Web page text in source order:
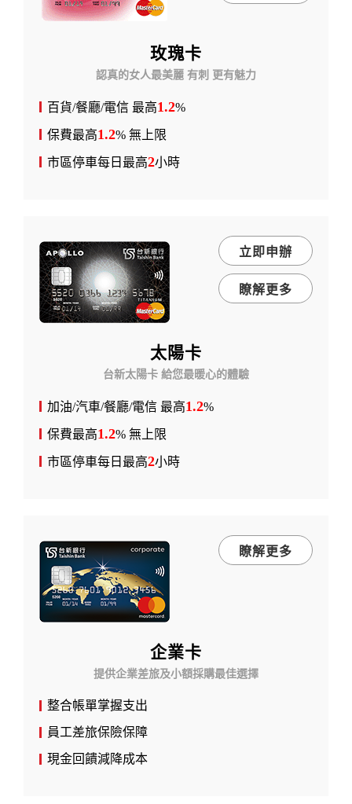
玫瑰卡
認真的女人最美麗 有刺 更有魅力
百貨/餐廳/電信 最高1.2%
保費最高1.2% 無上限
市區停車每日最高2小時
立即申辦
瞭解更多
太陽卡
台新太陽卡 給您最暖心的體驗
加油/汽車/餐廳/電信 最高1.2%
保費最高1.2% 無上限
市區停車每日最高2小時
瞭解更多
企業卡
提供企業差旅及小額採購最佳選擇
整合帳單掌握支出
員工差旅保險保障
現金回饋減降成本